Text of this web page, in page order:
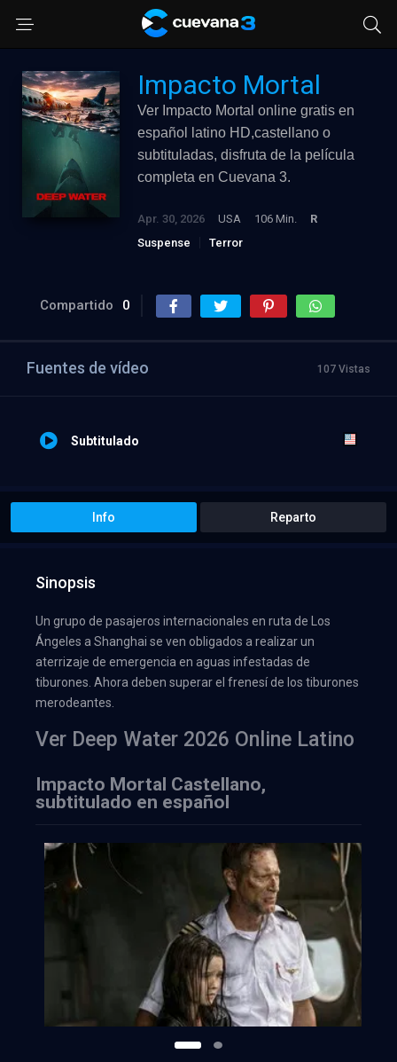
Impacto Mortal
Ver Impacto Mortal online gratis en
español latino HD,castellano o
subtituladas, disfruta de la película
completa en Cuevana 3.
Apr. 30, 2026 USA 106 Min.
R
Suspense
Terror
Compartido 0
Fuentes de vídeo 107 Vistas
Subtitulado
Info Reparto
Sinopsis
Un grupo de pasajeros internacionales en ruta de Los
Ángeles a Shanghai se ven obligados a realizar un
aterrizaje de emergencia en aguas infestadas de
tiburones. Ahora deben superar el frenesí de los tiburones
merodeantes.
Ver Deep Water 2026 Online Latino
Impacto Mortal Castellano,
subtitulado en español